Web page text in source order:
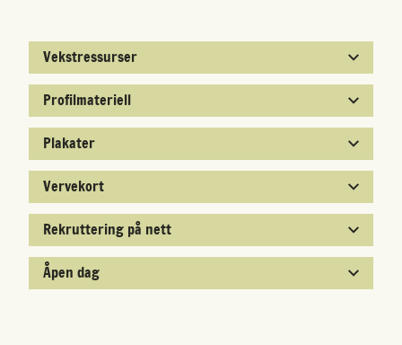
Vekstressurser
Profilmateriell
Plakater
Vervekort
Rekruttering på nett
Åpen dag